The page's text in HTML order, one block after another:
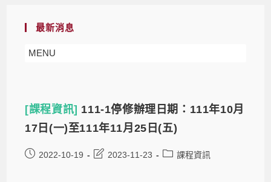
最新消息
MENU
[課程資訊] 111-1停修辦理日期：111年10月
17日(一)至111年11月25日(五)
2022-10-19 2023-11-23 課程資訊